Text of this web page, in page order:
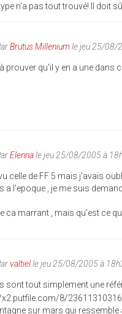
n'a pas tout trouvé! Il doit
Brutus Milleniumle jeu 25/08/
prouver qu'il y en a une dans
Elennale jeu 25/08/2005 à
celle de FF 5 mais j'avais
a l'epoque , je me suis
ca marrant , mais qu'est ce
valtielle jeu 25/08/2005 à
sont tout simplement une
sur mars qui ressemble